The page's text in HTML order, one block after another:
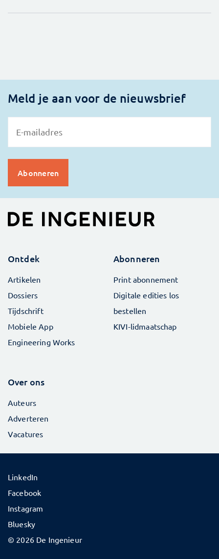
Meld je aan voor de nieuwsbrief
Ontdek
Artikelen
Dossiers
Tijdschrift
Mobiele App
Engineering Works
Abonneren
Print abonnement
Digitale edities los
bestellen
KIVI-lidmaatschap
Over ons
Auteurs
Adverteren
Vacatures
© 2026 De Ingenieur
LinkedIn
Facebook
Instagram
Bluesky